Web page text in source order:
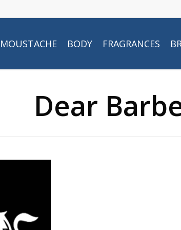
MOUSTACHE BODY FRAGRANCES
Dear